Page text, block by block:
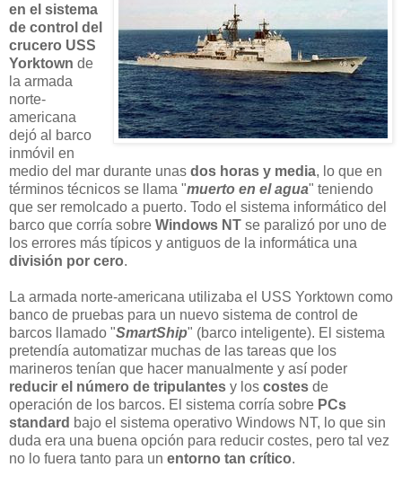
en el sistema
de control del
crucero USS
Yorktown de
la armada
norte-
americana
dejó al barco
inmóvil en
medio del mar durante unas dos horas y media, lo que en
términos técnicos se llama "muerto en el agua" teniendo
que ser remolcado a puerto. Todo el sistema informático del
barco que corría sobre Windows NT se paralizó por uno de
los errores más típicos y antiguos de la informática una
división por cero.
La armada norte-americana utilizaba el USS Yorktown como
banco de pruebas para un nuevo sistema de control de
barcos llamado "SmartShip" (barco inteligente). El sistema
pretendía automatizar muchas de las tareas que los
marineros tenían que hacer manualmente y así poder
reducir el número de tripulantes y los costes de
operación de los barcos. El sistema corría sobre PCs
standard bajo el sistema operativo Windows NT, lo que sin
duda era una buena opción para reducir costes, pero tal vez
no lo fuera tanto para un entorno tan crítico.